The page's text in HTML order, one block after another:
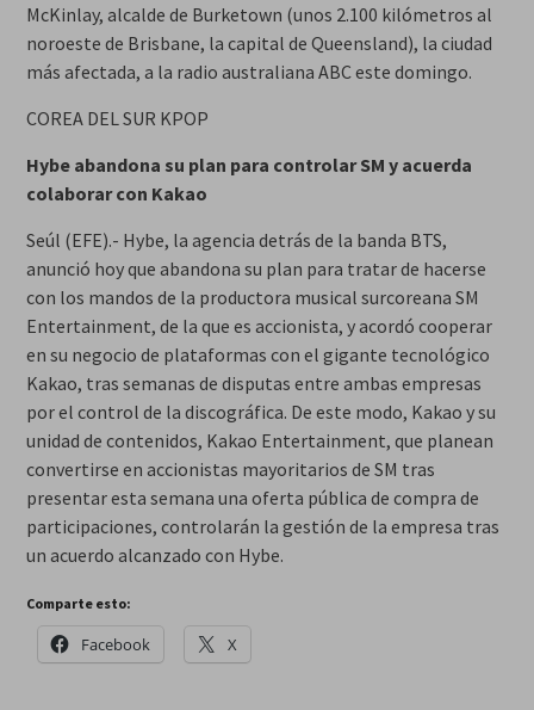
McKinlay, alcalde de Burketown (unos 2.100 kilómetros al
noroeste de Brisbane, la capital de Queensland), la ciudad
más afectada, a la radio australiana ABC este domingo.
COREA DEL SUR KPOP
Hybe abandona su plan para controlar SM y acuerda
colaborar con Kakao
Seúl (EFE).- Hybe, la agencia detrás de la banda BTS,
anunció hoy que abandona su plan para tratar de hacerse
con los mandos de la productora musical surcoreana SM
Entertainment, de la que es accionista, y acordó cooperar
en su negocio de plataformas con el gigante tecnológico
Kakao, tras semanas de disputas entre ambas empresas
por el control de la discográfica. De este modo, Kakao y su
unidad de contenidos, Kakao Entertainment, que planean
convertirse en accionistas mayoritarios de SM tras
presentar esta semana una oferta pública de compra de
participaciones, controlarán la gestión de la empresa tras
un acuerdo alcanzado con Hybe.
Comparte esto:
Facebook X